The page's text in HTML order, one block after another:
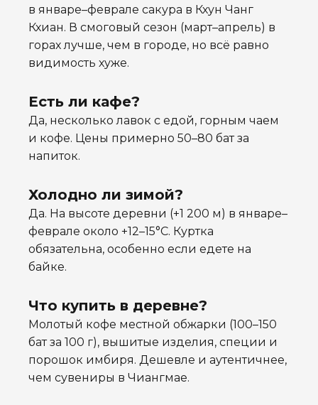
в январе–феврале сакура в Кхун Чанг
Кхиан. В смоговый сезон (март–апрель) в
горах лучше, чем в городе, но всё равно
видимость хуже.
Есть ли кафе?
Да, несколько лавок с едой, горным чаем
и кофе. Цены примерно 50–80 бат за
напиток.
Холодно ли зимой?
Да. На высоте деревни (+1 200 м) в январе–
феврале около +12–15°C. Куртка
обязательна, особенно если едете на
байке.
Что купить в деревне?
Молотый кофе местной обжарки (100–150
бат за 100 г), вышитые изделия, специи и
порошок имбиря. Дешевле и аутентичнее,
чем сувениры в Чиангмае.